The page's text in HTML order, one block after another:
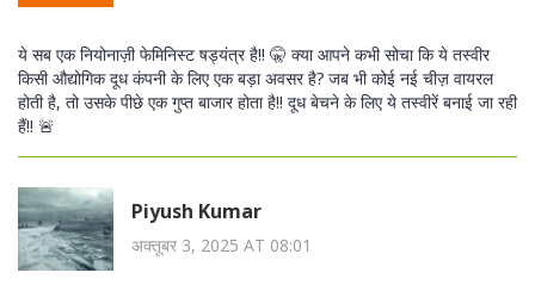
ये सब एक नियोनाज़ी फेमिनिस्ट षड्यंत्र है!! 🤫 क्या आपने कभी सोचा कि ये तस्वीर
किसी औद्योगिक दूध कंपनी के लिए एक बड़ा अवसर है? जब भी कोई नई चीज़ वायरल
होती है, तो उसके पीछे एक गुप्त बाजार होता है!! दूध बेचने के लिए ये तस्वीरें बनाई जा रही
हैं!! 🚨
Piyush Kumar
अक्तूबर 3, 2025 AT 08:01